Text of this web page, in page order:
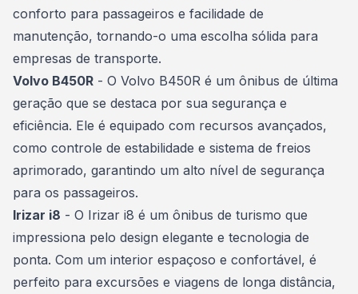
conforto para passageiros e facilidade de
manutenção, tornando-o uma escolha sólida para
empresas de transporte.
Volvo B450R - O Volvo B450R é um ônibus de última
geração que se destaca por sua segurança e
eficiência. Ele é equipado com recursos avançados,
como controle de estabilidade e sistema de freios
aprimorado, garantindo um alto nível de segurança
para os passageiros.
Irizar i8 - O Irizar i8 é um ônibus de turismo que
impressiona pelo design elegante e tecnologia de
ponta. Com um interior espaçoso e confortável, é
perfeito para excursões e viagens de longa distância,